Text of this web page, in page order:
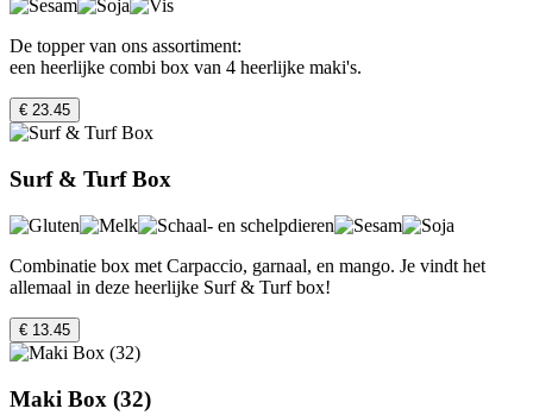
De topper van ons assortiment:
een heerlijke combi box van 4 heerlijke maki's.
€ 23.45
Surf & Turf Box
Combinatie box met Carpaccio, garnaal, en mango. Je vindt het
allemaal in deze heerlijke Surf & Turf box!
€ 13.45
Maki Box (32)